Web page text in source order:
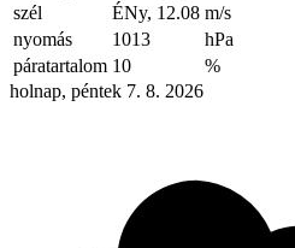
szél
ÉNy, 12.08 m/s
nyomás
1013
hPa
páratartalom 10
%
holnap, péntek 7. 8. 2026